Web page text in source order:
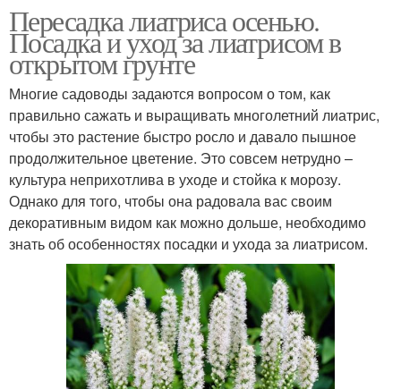
Пересадка лиатриса осенью.
Посадка и уход за лиатрисом в
открытом грунте
Многие садоводы задаются вопросом о том, как
правильно сажать и выращивать многолетний лиатрис,
чтобы это растение быстро росло и давало пышное
продолжительное цветение. Это совсем нетрудно –
культура неприхотлива в уходе и стойка к морозу.
Однако для того, чтобы она радовала вас своим
декоративным видом как можно дольше, необходимо
знать об особенностях посадки и ухода за лиатрисом.